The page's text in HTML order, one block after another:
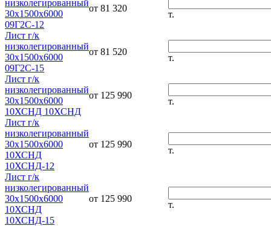
низколегированный
30х1500х6000
09Г2С-12
от 81 320
т.
Лист г/к
низколегированный
30х1500х6000
09Г2С-15
от 81 520
т.
Лист г/к
низколегированный
30х1500х6000
10ХСНД 10ХСНД
от 125 990
т.
Лист г/к
низколегированный
30х1500х6000
10ХСНД
10ХСНД-12
от 125 990
т.
Лист г/к
низколегированный
30х1500х6000
10ХСНД
10ХСНД-15
от 125 990
т.